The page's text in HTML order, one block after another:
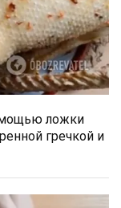
ложки
гречкой и